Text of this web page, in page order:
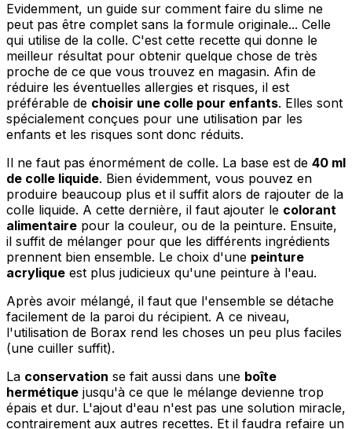
Evidemment, un guide sur comment faire du slime ne
peut pas être complet sans la formule originale... Celle
qui utilise de la colle. C'est cette recette qui donne le
meilleur résultat pour obtenir quelque chose de très
proche de ce que vous trouvez en magasin. Afin de
réduire les éventuelles allergies et risques, il est
préférable de choisir une colle pour enfants. Elles sont
spécialement conçues pour une utilisation par les
enfants et les risques sont donc réduits.
Il ne faut pas énormément de colle. La base est de 40 ml
de colle liquide. Bien évidemment, vous pouvez en
produire beaucoup plus et il suffit alors de rajouter de la
colle liquide. A cette dernière, il faut ajouter le colorant
alimentaire pour la couleur, ou de la peinture. Ensuite,
il suffit de mélanger pour que les différents ingrédients
prennent bien ensemble. Le choix d'une peinture
acrylique est plus judicieux qu'une peinture à l'eau.
Après avoir mélangé, il faut que l'ensemble se détache
facilement de la paroi du récipient. A ce niveau,
l'utilisation de Borax rend les choses un peu plus faciles
(une cuiller suffit).
La conservation se fait aussi dans une boîte
hermétique jusqu'à ce que le mélange devienne trop
épais et dur. L'ajout d'eau n'est pas une solution miracle,
contrairement aux autres recettes. Et il faudra refaire un